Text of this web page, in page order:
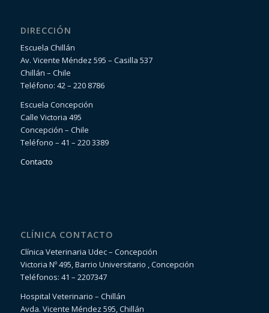
DIRECCIÓN
Escuela Chillán
Av. Vicente Méndez 595 – Casilla 537
Chillán – Chile
Teléfono: 42 – 220 8786
Escuela Concepción
Calle Victoria 495
Concepción – Chile
Teléfono – 41 – 220 3389
Contacto
CLÍNICA CONTACTO
Clínica Veterinaria Udec – Concepción
Victoria Nº 495, Barrio Universitario , Concepción
Teléfonos: 41 – 2207347
Hospital Veterinario – Chillán
Avda. Vicente Méndez 595, Chillán